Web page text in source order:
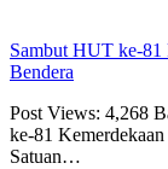
Sambut HUT ke-81
Bendera
Post Views: 4,268
ke-81
Satuan…